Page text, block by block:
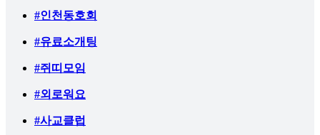
#인천동호회
#유료소개팅
#쥐띠모임
#외로워요
#사교클럽